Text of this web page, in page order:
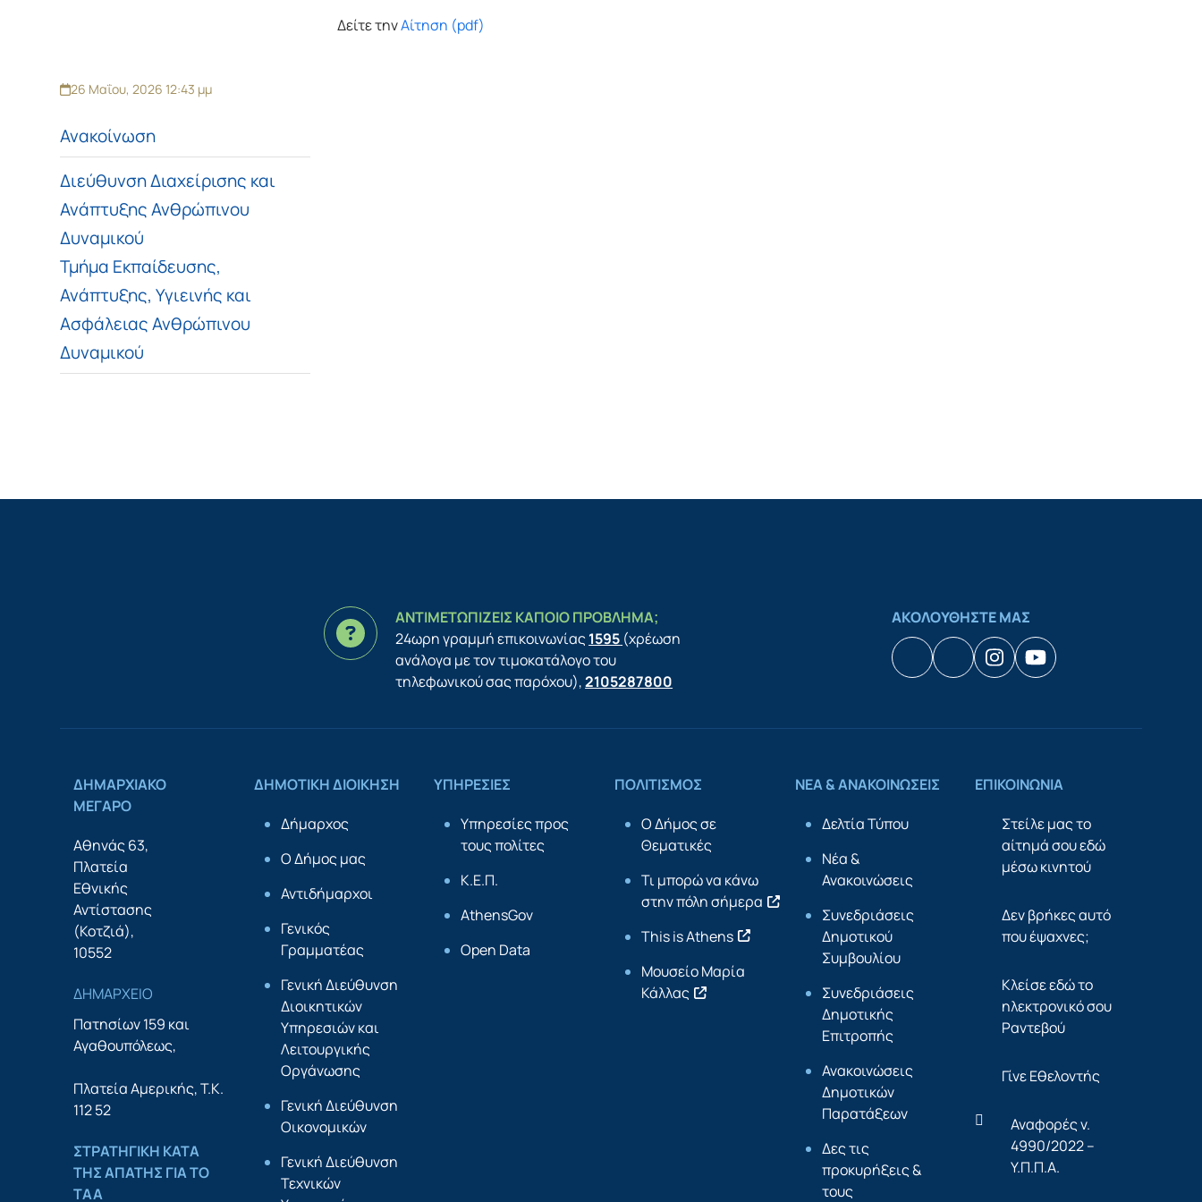
26 Μαΐου, 2026 12:43 μμ
Ανακοίνωση
Διεύθυνση Διαχείρισης και
Ανάπτυξης Ανθρώπινου
Δυναμικού
Τμήμα Εκπαίδευσης,
Ανάπτυξης, Υγιεινής και
Ασφάλειας Ανθρώπινου
Δυναμικού
Δείτε τηνΑίτηση (pdf)
ΑΝΤΙΜΕΤΩΠΙΖΕΙΣ ΚΑΠΟΙΟ ΠΡΟΒΛΗΜΑ;
24ωρη γραμμή επικοινωνίας1595 (χρέωση
ανάλογα με τον τιμοκατάλογο του
τηλεφωνικού σας παρόχου),2105287800
ΑΚΟΛΟΥΘΗΣΤΕ ΜΑΣ
Facebook
HouzzInstagram
YouTube
ΔΗΜΑΡΧΙΑΚΟ
ΜΕΓΑΡΟ
Αθηνάς 63,
Πλατεία
Εθνικής
Αντίστασης
(Κοτζιά),
10552
ΔΗΜΑΡΧΕΙΟ
Πατησίων 159 και
Αγαθουπόλεως,
Πλατεία Αμερικής, Τ.Κ.
112 52
ΣΤΡΑΤΗΓΙΚΗ ΚΑΤΑ
ΤΗΣ ΑΠΑΤΗΣ ΓΙΑ ΤΟ
ΤΑΑ
ΔΗΜΟΤΙΚΗ ΔΙΟΙΚΗΣΗ
Δήμαρχος
Ο Δήμος μας
Αντιδήμαρχοι
Γενικός
Γραμματέας
Γενική Διεύθυνση
Διοικητικών
Υπηρεσιών και
Λειτουργικής
Οργάνωσης
Γενική Διεύθυνση
Οικονομικών
Γενική Διεύθυνση
Τεχνικών
ΥΠΗΡΕΣΙΕΣ
Υπηρεσίες προς
τους πολίτες
Κ.Ε.Π.
AthensGov
Open Data
ΠΟΛΙΤΙΣΜΟΣ
Ο Δήμος σε
Θεματικές
Τι μπορώ να κάνω
στην πόλη σήμερα
This is Athens
Μουσείο Μαρία
Κάλλας
ΝΕΑ & ΑΝΑΚΟΙΝΩΣΕΙΣ
Δελτία Τύπου
Νέα &
Ανακοινώσεις
Συνεδριάσεις
Δημοτικού
Συμβουλίου
Συνεδριάσεις
Δημοτικής
Επιτροπής
Ανακοινώσεις
Δημοτικών
Παρατάξεων
Δες τις
προκυρήξεις &
τους
ΕΠΙΚΟΙΝΩΝΙΑ
Στείλε μας το
αίτημά σου εδώ
μέσω κινητού
Δεν βρήκες αυτό
που έψαχνες;
Κλείσε εδώ το
ηλεκτρονικό σου
Ραντεβού
Γίνε Εθελοντής
Αναφορές ν.
4990/2022 –
Υ.Π.Π.Α.